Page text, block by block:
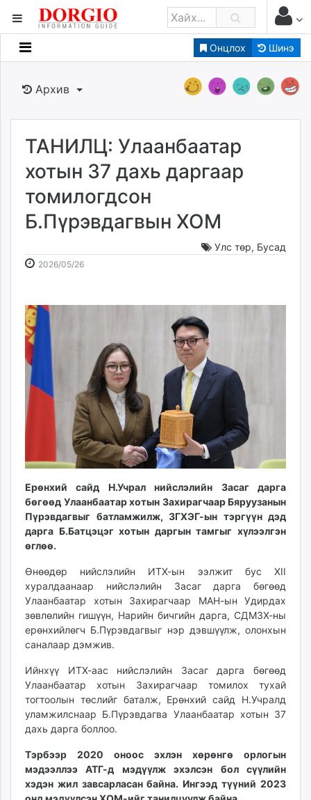
Онцлох Шинэ
Мэдээллийн
Банк санхүү
Бизнес ААН
Төрийн
dorgio.mn
Gogo.mn
news.mn
zindaa.mn
tovch.mn
ikon.mn
mnb.mn
Livetv.mn
Eguur.mn
24tsag.mn
shuud.mn
eagle.mn
zarig.mn
zuv.mn
mminfo.mn
ugluu.mn
urlag.mn
unen.mn
asu.mn
shudarga.mn
shuurhai.mn
unuudur.mn
mglradio.com
fact.mn
itoim.mn
tumen.mn
times.mn
tvmongolia.mn
mass.mn
Архив
ТАНИЛЦ: Улаанбаатар
хотын 37 дахь даргаар
томилогдсон
Б.Пүрэвдагвын ХОМ
Улс төр, Бусад
2026/05/262026-
2026-
Ерөнхий сайд Н.Учрал нийслэлийн Засаг дарга
бөгөөд Улаанбаатар хотын Захирагчаар Бяруузанын
Пүрэвдагвыг батламжилж, ЗГХЭГ-ын тэргүүн дэд
дарга Б.Батцэцэг хотын даргын тамгыг хүлээлгэн
өглөө.
Өнөөдөр нийслэлийн ИТХ-ын ээлжит бус XII
хуралдаанаар нийслэлийн Засаг дарга бөгөөд
Улаанбаатар хотын Захирагчаар МАН-ын Удирдах
зөвлөлийн гишүүн, Нарийн бичгийн дарга, СДМЗХ-ны
ерөнхийлөгч Б.Пүрэвдагвыг нэр дэвшүүлж, олонхын
саналаар дэмжив.
Ийнхүү ИТХ-аас нийслэлийн Засаг дарга бөгөөд
Улаанбаатар хотын Захирагчаар томилох тухай
тогтоолын төслийг баталж, Ерөнхий сайд Н.Учралд
уламжилснаар Б.Пүрэвдагва Улаанбаатар хотын 37
дахь дарга боллоо.
Тэрбээр 2020 оноос эхлэн хөрөнгө орлогын
мэдээллээ АТГ-д мэдүүлж эхэлсэн бол сүүлийн
хэдэн жил завсарласан байна. Ингээд түүний 2023